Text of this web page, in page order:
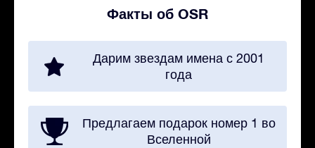
Факты об OSR
Дарим звездам имена с 2001
года
Предлагаем подарок номер 1 во
Вселенной